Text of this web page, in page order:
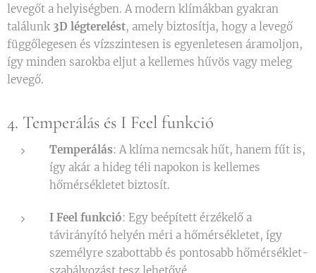
levegőt a helyiségben. A modern klímákban gyakran
találunk 3D légterelést, amely biztosítja, hogy a levegő
függőlegesen és vízszintesen is egyenletesen áramoljon,
így minden sarokba eljut a kellemes hűvös vagy meleg
levegő.
4. Temperálás és I Feel funkció
Temperálás: A klíma nemcsak hűt, hanem fűt is,
így akár a hideg téli napokon is kellemes
hőmérsékletet biztosít.
I Feel funkció: Egy beépített érzékelő a
távirányító helyén méri a hőmérsékletet, így
személyre szabottabb és pontosabb hőmérséklet-